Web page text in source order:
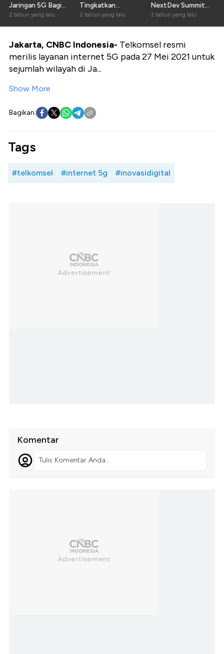
Jaringan 5G Bagi
Nelayan
2 tahun yang lalu
Tingkatkan
Penetrasi Internet
di Indonesia
2 tahun yang lalu
NextDev Summit
2023
3 tahun yang lalu
Jakarta, CNBC Indonesia- Telkomsel resmi
merilis layanan internet 5G pada 27 Mei 2021 untuk
sejumlah wilayah di Ja...
Show More
Bagikan:
Tags
#telkomsel #internet 5g #inovasidigital
Komentar
Tulis Komentar Anda...